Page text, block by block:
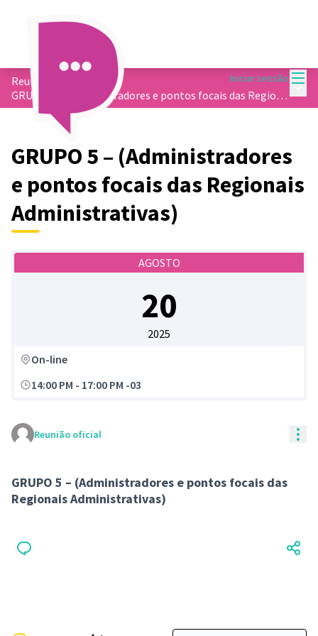
Iniciar sessão
Reuniões
GRUPO 5 – (Administradores e pontos focais das Regionais Administrativas)
GRUPO 5 – (Administradores
e pontos focais das Regionais
Administrativas)
AGOSTO
20
2025
On-line
14:00 PM - 17:00 PM -03
Reunião oficial
GRUPO 5 – (Administradores e pontos focais das
Regionais Administrativas)